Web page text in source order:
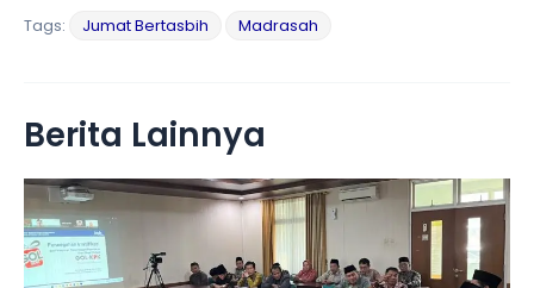
Tags: Jumat Bertasbih Madrasah
Berita Lainnya